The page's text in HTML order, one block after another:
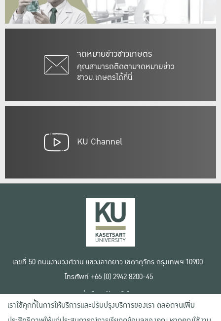
จดหมายข่าวชาวเกษตร
คุณสามารถติดตามจดหมายข่าว
ชาวม.เกษตรได้ที่นี่
KU Channel
เลขที่ 50 ถนนงามวงศ์วาน แขวงลาดยาว เขตจตุจักร กรุงเทพฯ 10900
โทรศัพท์ +66 (0) 2942 8200-45
เงื่อนไขการใช้งานเว็บไซต์
ข้อตกลงด้านสิทธิ์ใช้งาน
นโยบายความเป็นส่วนตัว
เราใช้คุกกี้ในการให้บริการและปรับปรุงบริการของเรา ตลอดจนเพิ่ม